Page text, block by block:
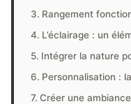
Rangement
L’éclairage : un
Intégrer la nature
Personnalisation :
Créer une